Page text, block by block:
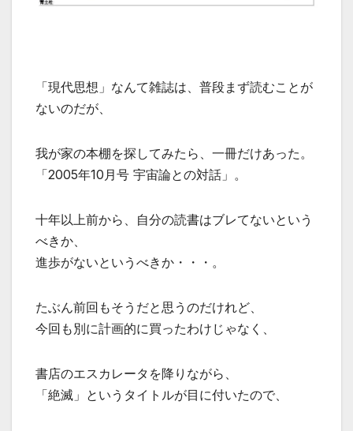
「現代思想」なんて雑誌は、普段まず読むことが
ないのだが、
我が家の本棚を探してみたら、一冊だけあった。
「2005年10月号 宇宙論との対話」。
十年以上前から、自分の読書はブレてないという
べきか、
進歩がないというべきか・・・。
たぶん前回もそうだと思うのだけれど、
今回も別に計画的に買ったわけじゃなく、
書店のエスカレータを降りながら、
「絶滅」というタイトルが目に付いたので、